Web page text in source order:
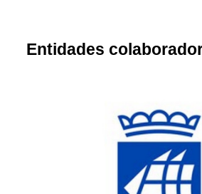
Entidades